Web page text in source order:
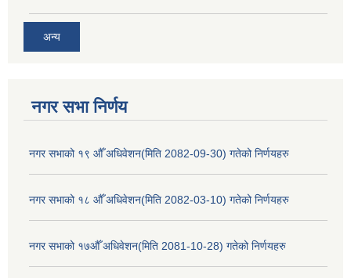
अन्य
नगर सभा निर्णय
नगर सभाको १९ औँ अधिवेशन(मिति 2082-09-30) गतेको निर्णयहरु
नगर सभाको १८ औँ अधिवेशन(मिति 2082-03-10) गतेको निर्णयहरु
नगर सभाको १७औँ अधिवेशन(मिति 2081-10-28) गतेको निर्णयहरु